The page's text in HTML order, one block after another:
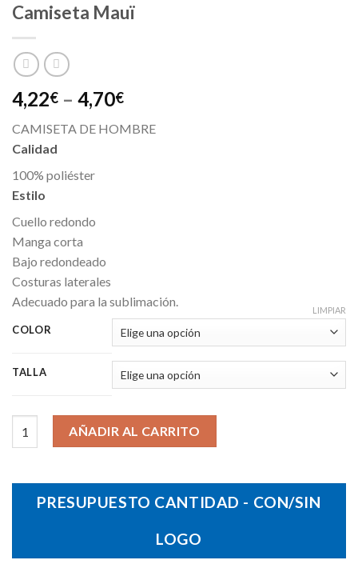
Camiseta Mauï
4,22€ – 4,70€
CAMISETA DE HOMBRE
Calidad
100% poliéster
Estilo
Cuello redondo
Manga corta
Bajo redondeado
Costuras laterales
Adecuado para la sublimación.
COLOR
TALLA
LIMPIAR
Camiseta Mauï cantidad
AÑADIR AL CARRITO
PRESUPUESTO CANTIDAD - CON/SIN
LOGO